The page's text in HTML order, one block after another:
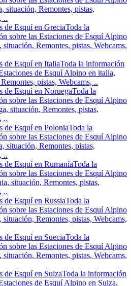
situación, Remontes, pistas,
..
de Esquí en GreciaToda la
sobre las Estaciones de Esquí Alpino
situación, Remontes, pistas, Webcams,
de Esquí en ItaliaToda la información
de Esquí Alpino en italia,
pistas, Webcams, ..
de Esquí en NoruegaToda la
sobre las Estaciones de Esquí Alpino
situación, Remontes, pistas,
..
de Esquí en PoloniaToda la
sobre las Estaciones de Esquí Alpino
situación, Remontes, pistas,
..
de Esquí en RumaníaToda la
sobre las Estaciones de Esquí Alpino
situación, Remontes, pistas,
..
de Esquí en RussiaToda la
sobre las Estaciones de Esquí Alpino
situación, Remontes, pistas, Webcams,
de Esquí en SueciaToda la
sobre las Estaciones de Esquí Alpino
situación, Remontes, pistas, Webcams,
de Esquí en SuizaToda la información
de Esquí Alpino en Suiza,